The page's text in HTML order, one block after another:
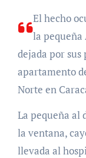
El hecho
la pequeña
dejada por sus
apartamento
Norte en
La pequeña al
la ventana,
llevada al